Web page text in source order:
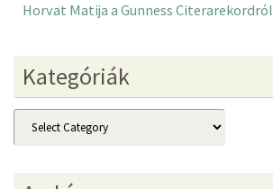
Horvat Matija a Gunness Citerarekordról
Kategóriák
Kategóriák